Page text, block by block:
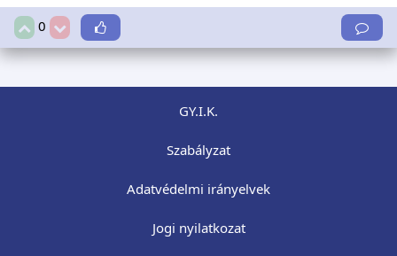
0
GY.I.K.
Szabályzat
Adatvédelmi irányelvek
Jogi nyilatkozat